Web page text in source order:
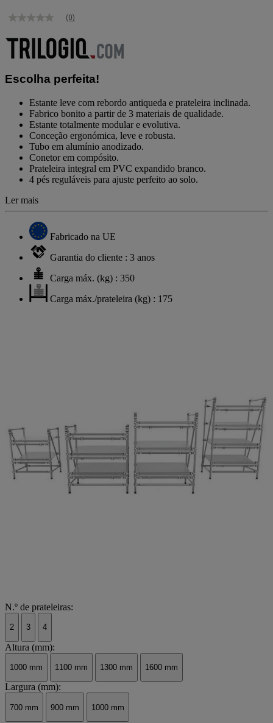
Sem
de
classificação
Link
a
página.
(0)
Escolha perfeita!
Estante leve com rebordo antiqueda e prateleira inclinada.
Fabrico bonito a partir de 3 materiais de qualidade.
Estante totalmente modular e evolutiva.
Conceção ergonómica, leve e robusta.
Tubo em alumínio anodizado.
Conetor em compósito.
Prateleira integral em PVC expandido branco.
4 pés reguláveis para ajuste perfeito ao solo.
Ler mais
Fabricado na UE
Garantia do cliente : 3 anos
Carga máx. (kg) : 350
Carga máx./prateleira (kg) : 175
N.º de prateleiras:
2 3 4
Altura (mm):
1000 mm 1100 mm 1300 mm 1600 mm
Largura (mm):
700 mm 900 mm 1000 mm